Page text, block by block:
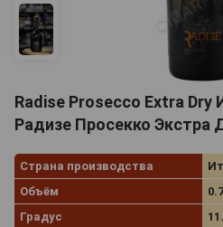
Radise Prosecco Extra Dry
Радизе Просекко Экстра
Страна производства
Объём
Градус